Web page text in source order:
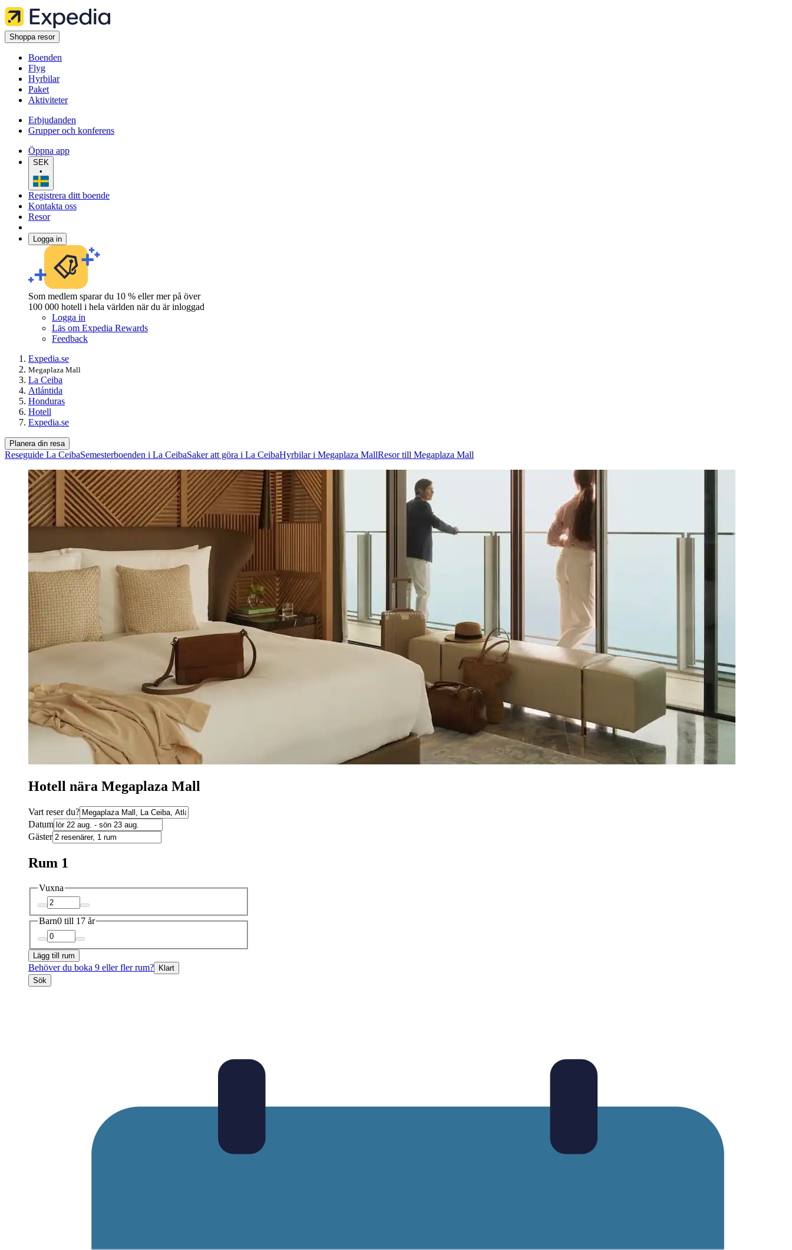
Shoppa resor
Boenden
Flyg
Hyrbilar
Paket
Aktiviteter
Erbjudanden
Grupper och konferens
Öppna app
SEK
•
Registrera ditt boende
Kontakta oss
Resor
Logga in
Som medlem sparar du 10 % eller mer på över
100 000 hotell i hela världen när du är inloggad
Logga in
Läs om Expedia Rewards
Feedback
Expedia.se
Megaplaza Mall
La Ceiba
Atlántida
Honduras
Hotell
Expedia.se
Planera din resa
Reseguide La CeibaSemesterboenden i La CeibaSaker att göra i La CeibaHyrbilar i Megaplaza MallResor till Megaplaza Mall
Hotell nära Megaplaza Mall
Vart reser du?
Datum
Gäster
Rum 1
Vuxna
Barn0 till 17 år
Lägg till rum
Behöver du boka 9 eller fler rum? Klart
Sök